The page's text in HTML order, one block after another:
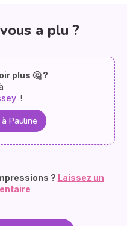
a plu ?
plus 🤔 ?
!
Pauline
? Laissez un